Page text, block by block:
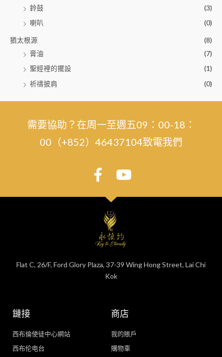
鈴鼓
(3)
喇叭
(0)
猶太根源
(8)
膏油
(7)
聖經裡的擺設
(1)
祈禱披肩
(0)
需要協助？在周一至週五09：00-18：
00（+852）46437104致電我們
Flat C, 26/F, Ford Glory Plaza, 37-39 Wing Hong Street, Lai Chi
Kok
鏈接
西布倫使徒中心網站
西布伦电台
商店
我的賬戶
購物車